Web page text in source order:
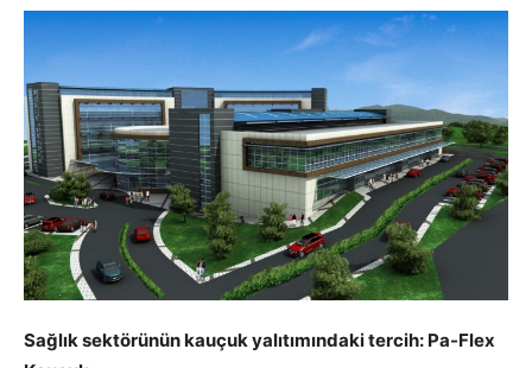
Sağlık sektörünün kauçuk yalıtımındaki tercih: Pa-Flex